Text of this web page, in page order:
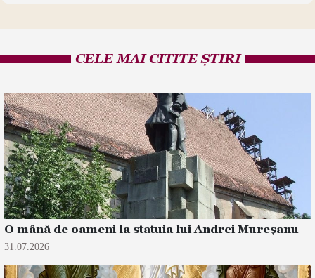
CELE MAI CITITE ȘTIRI
O mână de oameni la statuia lui Andrei Mureșanu
31.07.2026